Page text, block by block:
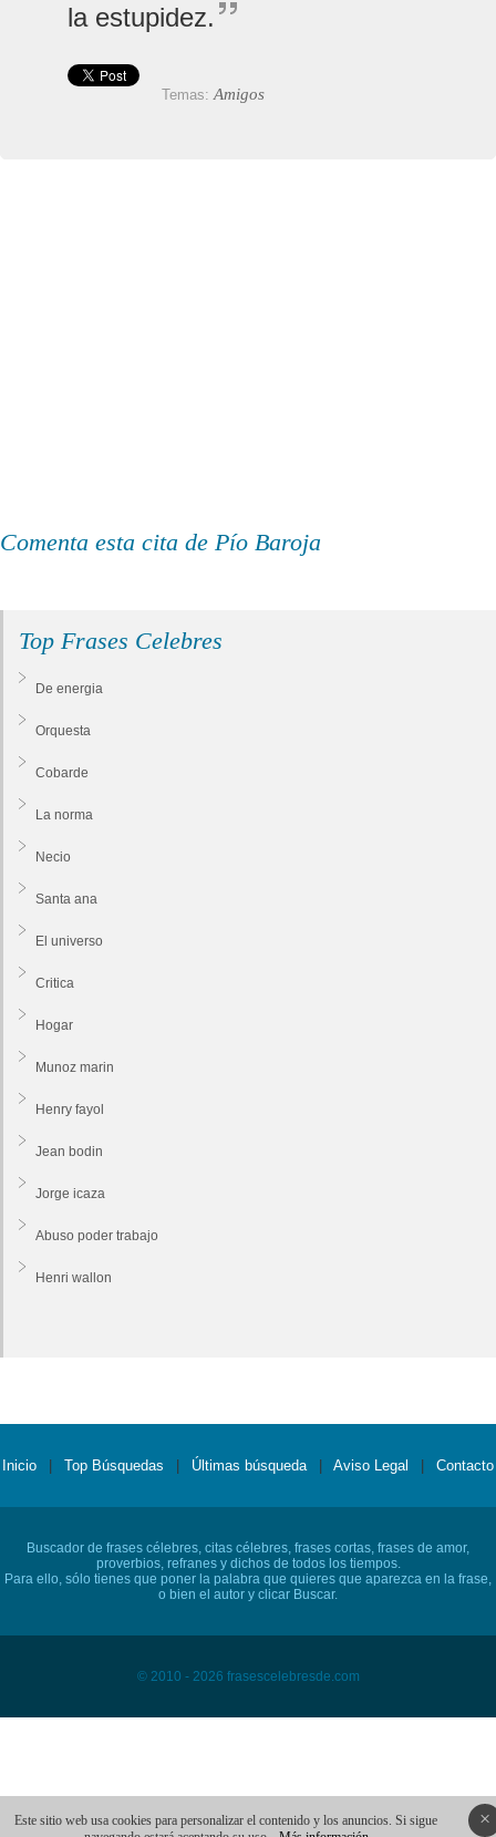
la estupidez.
Temas: Amigos
Comenta esta cita de Pío Baroja
Top Frases Celebres
De energia
Orquesta
Cobarde
La norma
Necio
Santa ana
El universo
Critica
Hogar
Munoz marin
Henry fayol
Jean bodin
Jorge icaza
Abuso poder trabajo
Henri wallon
Inicio Top Búsquedas Últimas búsqueda Aviso Legal Contacto
Buscador de frases célebres, citas célebres, frases cortas, frases de amor,
proverbios, refranes y dichos de todos los tiempos.
Para ello, sólo tienes que poner la palabra que quieres que aparezca en la frase,
o bien el autor y clicar Buscar.
© 2010 - 2026 frasescelebresde.com
×
Este sitio web usa cookies para personalizar el contenido y los anuncios. Si sigue